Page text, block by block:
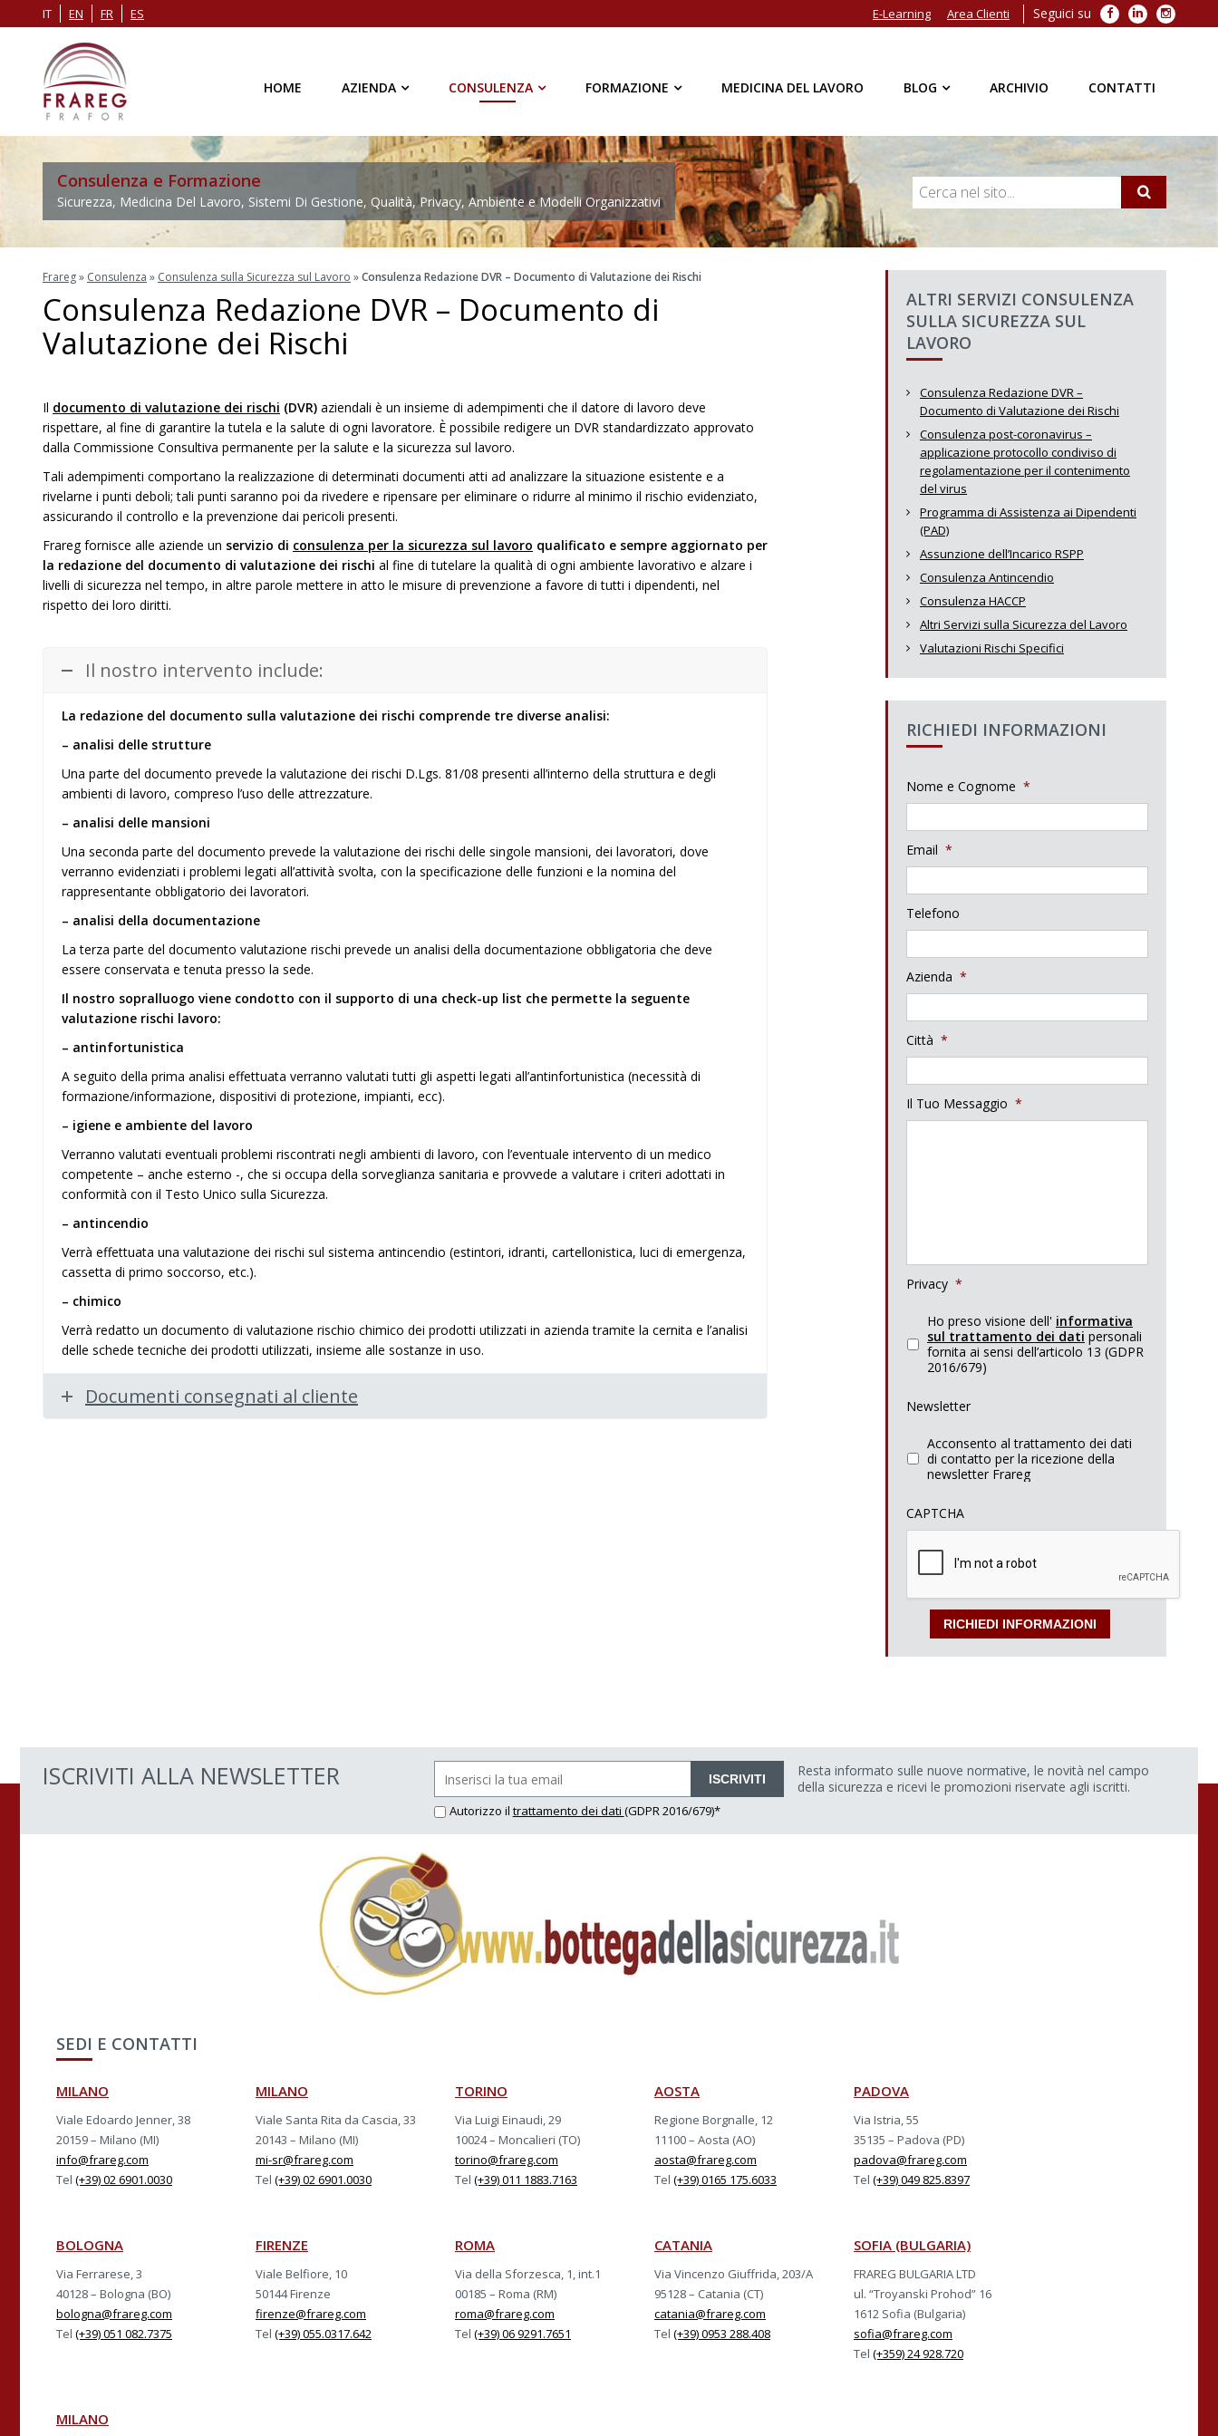
IT EN FR ES Seguici su Facebook
LinkedIn
E-Learning Area Clienti
HOME AZIENDA CONSULENZA FORMAZIONE MEDICINA DEL LAVORO BLOG ARCHIVIO CONTATTI
Consulenza e Formazione
Sicurezza, Medicina Del Lavoro, Sistemi Di Gestione, Qualità, Privacy, Ambiente e Modelli Organizzativi
Frareg» Consulenza » Consulenza sulla Sicurezza sul Lavoro »Consulenza Redazione DVR – Documento di Valutazione dei Rischi
Consulenza Redazione DVR – Documento di
Valutazione dei Rischi
Il documento di valutazione dei rischi (DVR) aziendali è un insieme di adempimenti che il datore di lavoro deve
rispettare, al fine di garantire la tutela e la salute di ogni lavoratore. È possibile redigere un DVR standardizzato approvato
dalla Commissione Consultiva permanente per la salute e la sicurezza sul lavoro.
Tali adempimenti comportano la realizzazione di determinati documenti atti ad analizzare la situazione esistente e a
rivelarne i punti deboli; tali punti saranno poi da rivedere e ripensare per eliminare o ridurre al minimo il rischio evidenziato,
assicurando il controllo e la prevenzione dai pericoli presenti.
Frareg fornisce alle aziende un servizio di consulenza per la sicurezza sul lavoro qualificato e sempre aggiornato per
la redazione del documento di valutazione dei rischi al fine di tutelare la qualità di ogni ambiente lavorativo e alzare i
livelli di sicurezza nel tempo, in altre parole mettere in atto le misure di prevenzione a favore di tutti i dipendenti, nel
rispetto dei loro diritti.
Il nostro intervento include:
La redazione del documento sulla valutazione dei rischi comprende tre diverse analisi:
– analisi delle strutture
Una parte del documento prevede la valutazione dei rischi D.Lgs. 81/08 presenti all’interno della struttura e degli
ambienti di lavoro, compreso l’uso delle attrezzature.
– analisi delle mansioni
Una seconda parte del documento prevede la valutazione dei rischi delle singole mansioni, dei lavoratori, dove
verranno evidenziati i problemi legati all’attività svolta, con la specificazione delle funzioni e la nomina del
rappresentante obbligatorio dei lavoratori.
– analisi della documentazione
La terza parte del documento valutazione rischi prevede un analisi della documentazione obbligatoria che deve
essere conservata e tenuta presso la sede.
Il nostro sopralluogo viene condotto con il supporto di una check-up list che permette la seguente
valutazione rischi lavoro:
– antinfortunistica
A seguito della prima analisi effettuata verranno valutati tutti gli aspetti legati all’antinfortunistica (necessità di
formazione/informazione, dispositivi di protezione, impianti, ecc).
– igiene e ambiente del lavoro
Verranno valutati eventuali problemi riscontrati negli ambienti di lavoro, con l’eventuale intervento di un medico
competente – anche esterno -, che si occupa della sorveglianza sanitaria e provvede a valutare i criteri adottati in
conformità con il Testo Unico sulla Sicurezza.
– antincendio
Verrà effettuata una valutazione dei rischi sul sistema antincendio (estintori, idranti, cartellonistica, luci di emergenza,
cassetta di primo soccorso, etc.).
– chimico
Verrà redatto un documento di valutazione rischio chimico dei prodotti utilizzati in azienda tramite la cernita e l’analisi
delle schede tecniche dei prodotti utilizzati, insieme alle sostanze in uso.
Documenti consegnati al cliente
ALTRI SERVIZI CONSULENZA
SULLA SICUREZZA SUL
LAVORO
Consulenza Redazione DVR –
Documento di Valutazione dei Rischi
Consulenza post-coronavirus –
applicazione protocollo condiviso di
regolamentazione per il contenimento
del virus
Programma di Assistenza ai Dipendenti
(PAD)
Assunzione dell’Incarico RSPP
Consulenza Antincendio
Consulenza HACCP
Altri Servizi sulla Sicurezza del Lavoro
Valutazioni Rischi Specifici
RICHIEDI INFORMAZIONI
Nome e Cognome *
Email *
Telefono
Azienda *
Città *
Il Tuo Messaggio *
Privacy *
Ho preso visione dell' informativa
sul trattamento dei dati personali
fornita ai sensi dell’articolo 13 (GDPR
2016/679)
Newsletter
Acconsento al trattamento dei dati
di contatto per la ricezione della
newsletter Frareg
CAPTCHA
ISCRIVITI ALLA NEWSLETTER ISCRIVITI
Autorizzo il trattamento dei dati (GDPR 2016/679)*
Resta informato sulle nuove normative, le novità nel campo
della sicurezza e ricevi le promozioni riservate agli iscritti.
SEDI E CONTATTI
MILANO
Viale Edoardo Jenner, 38
20159 – Milano (MI)
info@frareg.com
Tel (+39) 02 6901.0030
MILANO
Viale Santa Rita da Cascia, 33
20143 – Milano (MI)
mi-sr@frareg.com
Tel (+39) 02 6901.0030
TORINO
Via Luigi Einaudi, 29
10024 – Moncalieri (TO)
torino@frareg.com
Tel (+39) 011 1883.7163
AOSTA
Regione Borgnalle, 12
11100 – Aosta (AO)
aosta@frareg.com
Tel (+39) 0165 175.6033
PADOVA
Via Istria, 55
35135 – Padova (PD)
padova@frareg.com
Tel (+39) 049 825.8397
BOLOGNA
Via Ferrarese, 3
40128 – Bologna (BO)
bologna@frareg.com
Tel (+39) 051 082.7375
FIRENZE
Viale Belfiore, 10
50144 Firenze
firenze@frareg.com
Tel (+39) 055.0317.642
ROMA
Via della Sforzesca, 1, int.1
00185 – Roma (RM)
roma@frareg.com
Tel (+39) 06 9291.7651
CATANIA
Via Vincenzo Giuffrida, 203/A
95128 – Catania (CT)
catania@frareg.com
Tel (+39) 0953 288.408
SOFIA (BULGARIA)
FRAREG BULGARIA LTD
ul. “Troyanski Prohod” 16
1612 Sofia (Bulgaria)
sofia@frareg.com
Tel (+359) 24 928.720
MILANO